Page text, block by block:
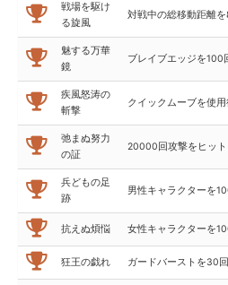
戦場を駆け
る旋風
対戦中の総移動距離
魅する万華
鏡
ブレイブエッジを100
疾風怒涛の
斬撃
クイックムーブを使
弛まぬ努力
の証
20000回攻撃をヒッ
兵どもの足
跡
男性キャラクターを
抗えぬ煩悩 女性キャラクターを
狂王の戯れ ガードバーストを30